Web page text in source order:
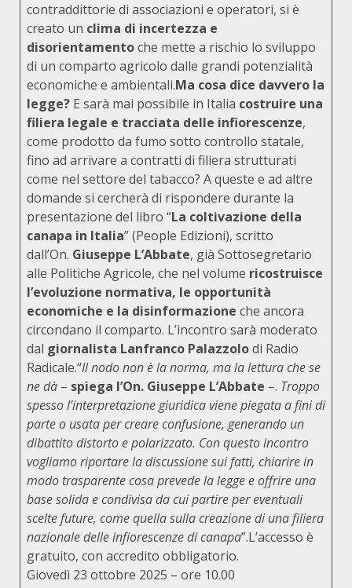
contraddittorie di associazioni e operatori, si è
creato un clima di incertezza e
disorientamentoche mette a rischio lo sviluppo
di un comparto agricolo dalle grandi potenzialità
economiche e ambientali.Ma cosa dice davvero la
legge? E sarà mai possibile in Italia costruire una
filiera legale e tracciata delle infiorescenze,
come prodotto da fumo sotto controllo statale,
fino ad arrivare a contratti di filiera strutturati
come nel settore del tabacco? A queste e ad altre
domande si cercherà di rispondere durante la
presentazione del libro “La coltivazione della
canapa in Italia” (People Edizioni), scritto
dall’On. Giuseppe L’Abbate, già Sottosegretario
alle Politiche Agricole, che nel volume ricostruisce
l’evoluzione normativa, le opportunità
economiche e la disinformazione che ancora
circondano il comparto. L’incontro sarà moderato
dal giornalista Lanfranco Palazzolodi Radio
Radicale.“Il nodo non è la norma, ma la lettura che se
ne dà – spiega l’On. Giuseppe L’Abbate –. Troppo
spesso l’interpretazione giuridica viene piegata a fini di
parte o usata per creare confusione, generando un
dibattito distorto e polarizzato. Con questo incontro
vogliamo riportare la discussione sui fatti, chiarire in
modo trasparente cosa prevede la legge e offrire una
base solida e condivisa da cui partire per eventuali
scelte future, come quella sulla creazione di una filiera
nazionale delle infiorescenze di canapa”.L’accesso è
gratuito, con accredito obbligatorio.
Giovedì 23 ottobre 2025 – ore 10.00